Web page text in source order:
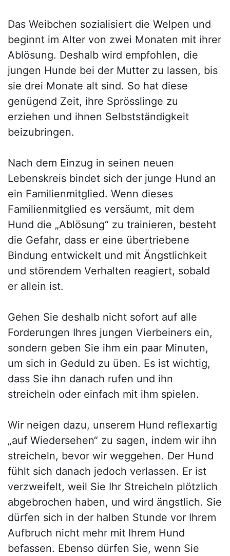
Das Weibchen sozialisiert die Welpen und
beginnt im Alter von zwei Monaten mit ihrer
Ablösung. Deshalb wird empfohlen, die
jungen Hunde bei der Mutter zu lassen, bis
sie drei Monate alt sind. So hat diese
genügend Zeit, ihre Sprösslinge zu
erziehen und ihnen Selbstständigkeit
beizubringen.
Nach dem Einzug in seinen neuen
Lebenskreis bindet sich der junge Hund an
ein Familienmitglied. Wenn dieses
Familienmitglied es versäumt, mit dem
Hund die „Ablösung“ zu trainieren, besteht
die Gefahr, dass er eine übertriebene
Bindung entwickelt und mit Ängstlichkeit
und störendem Verhalten reagiert, sobald
er allein ist.
Gehen Sie deshalb nicht sofort auf alle
Forderungen Ihres jungen Vierbeiners ein,
sondern geben Sie ihm ein paar Minuten,
um sich in Geduld zu üben. Es ist wichtig,
dass Sie ihn danach rufen und ihn
streicheln oder einfach mit ihm spielen.
Wir neigen dazu, unserem Hund reflexartig
„auf Wiedersehen“ zu sagen, indem wir ihn
streicheln, bevor wir weggehen. Der Hund
fühlt sich danach jedoch verlassen. Er ist
verzweifelt, weil Sie Ihr Streicheln plötzlich
abgebrochen haben, und wird ängstlich. Sie
dürfen sich in der halben Stunde vor Ihrem
Aufbruch nicht mehr mit Ihrem Hund
befassen. Ebenso dürfen Sie, wenn Sie